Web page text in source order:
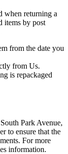
when returning a
items by post
from the date you
from Us.
is repackaged
Park Avenue,
to ensure that the
For more
information.